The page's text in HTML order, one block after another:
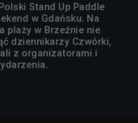
Stand Up Paddle
w Gdańsku. Na
plaży w Brzeźnie nie
dziennikarzy Czwórki,
z organizatorami i